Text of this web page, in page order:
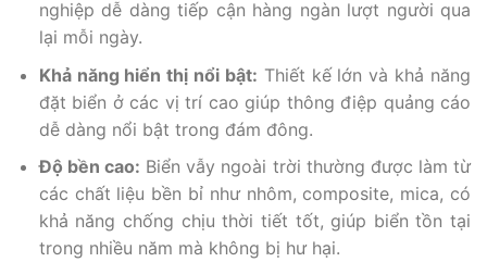
nghiệp dễ dàng tiếp cận hàng ngàn lượt người qua
lại mỗi ngày.
Khả năng hiển thị nổi bật: Thiết kế lớn và khả năng
đặt biển ở các vị trí cao giúp thông điệp quảng cáo
dễ dàng nổi bật trong đám đông.
Độ bền cao: Biển vẫy ngoài trời thường được làm từ
các chất liệu bền bỉ như nhôm, composite, mica, có
khả năng chống chịu thời tiết tốt, giúp biển tồn tại
trong nhiều năm mà không bị hư hại.